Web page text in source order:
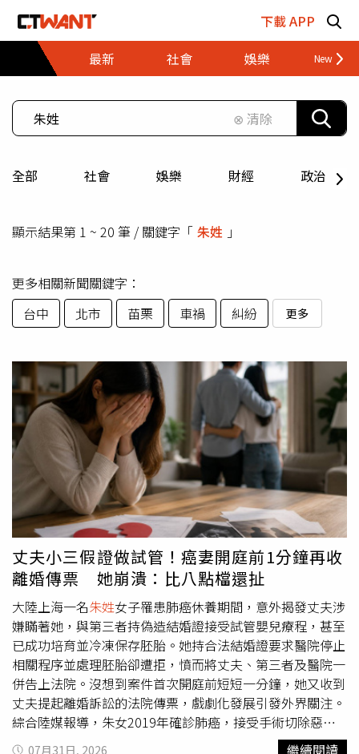
下載 APP
最新
社會 娛樂 財經
⊗ 清除
全部 社會 娛樂 財經 政治
顯示結果第 1 ~ 20 筆 / 關鍵字「 朱姓 」
更多相關新聞關鍵字：
台中
北市 苗栗 車禍 糾紛 更多
丈夫小三假證做試管！癌妻開庭前1分鐘再收
離婚傳票 她崩潰：比八點檔還扯
大陸上海一名朱姓女子罹患肺癌休養期間，意外揭發丈夫涉
嫌瞞著她，與第三者持偽造結婚證接受試管嬰兒療程，甚至
已成功培育並冷凍保存胚胎。她持合法結婚證要求醫院停止
相關程序並處理胚胎卻遭拒，憤而將丈夫、第三者及醫院一
併告上法院。沒想到案件首次開庭前短短一分鐘，她又收到
丈夫提起離婚訴訟的法院傳票，戲劇化發展引發外界關注。
綜合陸媒報導，朱女2019年確診肺癌，接受手術切除惡性
腫瘤後便返家休養。直到2025年11月，她因收到復旦大學
07月31日, 2026 繼續閱讀